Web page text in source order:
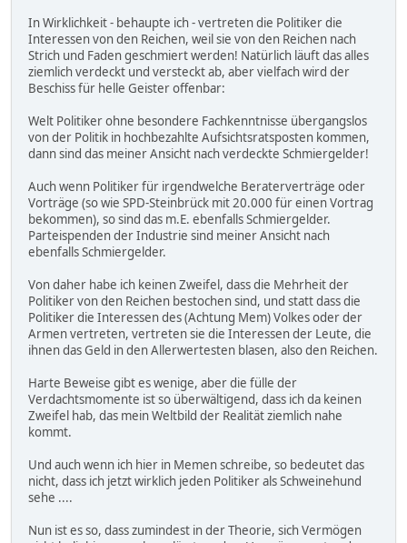
In Wirklichkeit - behaupte ich - vertreten die Politiker die
Interessen von den Reichen, weil sie von den Reichen nach
Strich und Faden geschmiert werden! Natürlich läuft das alles
ziemlich verdeckt und versteckt ab, aber vielfach wird der
Beschiss für helle Geister offenbar:
Welt Politiker ohne besondere Fachkenntnisse übergangslos
von der Politik in hochbezahlte Aufsichtsratsposten kommen,
dann sind das meiner Ansicht nach verdeckte Schmiergelder!
Auch wenn Politiker für irgendwelche Beraterverträge oder
Vorträge (so wie SPD-Steinbrück mit 20.000 für einen Vortrag
bekommen), so sind das m.E. ebenfalls Schmiergelder.
Parteispenden der Industrie sind meiner Ansicht nach
ebenfalls Schmiergelder.
Von daher habe ich keinen Zweifel, dass die Mehrheit der
Politiker von den Reichen bestochen sind, und statt dass die
Politiker die Interessen des (Achtung Mem) Volkes oder der
Armen vertreten, vertreten sie die Interessen der Leute, die
ihnen das Geld in den Allerwertesten blasen, also den Reichen.
Harte Beweise gibt es wenige, aber die fülle der
Verdachtsmomente ist so überwältigend, dass ich da keinen
Zweifel hab, das mein Weltbild der Realität ziemlich nahe
kommt.
Und auch wenn ich hier in Memen schreibe, so bedeutet das
nicht, dass ich jetzt wirklich jeden Politiker als Schweinehund
sehe ....
Nun ist es so, dass zumindest in der Theorie, sich Vermögen